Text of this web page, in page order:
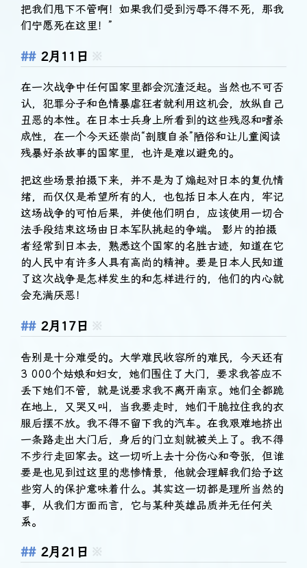
把我们甩下不管啊！如果我们受到污辱不得不死，那我
们宁愿死在这里！”
2月11日
在一次战争中任何国家里都会沉渣泛起。当然也不可否
认，犯罪分子和色情暴虐狂者就利用这机会，放纵自己
丑恶的本性。在日本士兵身上所看到的这些残忍和嗜杀
成性，在一个今天还崇尚“剖腹自杀”陋俗和让儿童阅读
残暴好杀故事的国家里，也许是难以避免的。
把这些场景拍摄下来，并不是为了煽起对日本的复仇情
绪，而仅仅是希望所有的人，也包括日本人在内，牢记
这场战争的可怕后果，并使他们明白，应该使用一切合
法手段结束这场由日本军队挑起的争端。 影片的拍摄
者经常到日本去，熟悉这个国家的名胜古迹，知道在它
的人民中有许多人具有高尚的精神。要是日本人民知道
了这次战争是怎样发生的和怎样进行的，他们的内心就
会充满厌恶！
2月17日
告别是十分难受的。大学难民收容所的难民，今天还有
3 000个姑娘和妇女，她们围住了大门，要求我答应不
丢下她们不管，就是说要求我不离开南京。她们全都跪
在地上，又哭又叫，当我要走时，她们干脆拉住我的衣
服后摆不放。我不得不留下我的汽车。在我艰难地挤出
一条路走出大门后，身后的门立刻就被关上了。我不得
不步行走回家去。这一切听上去十分伤心和夸张，但谁
要是也见到过这里的悲惨情景，他就会理解我们给予这
些穷人的保护意味着什么。其实这一切都是理所当然的
事，从我们方面而言，它与某种英雄品质并无任何关
系。
2月21日